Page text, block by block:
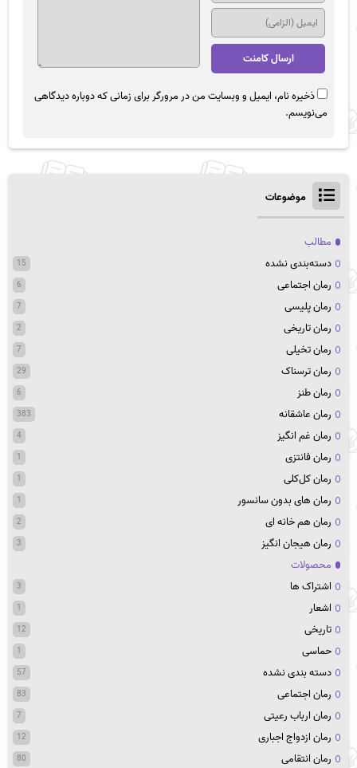
ذخیره نام، ایمیل و وبسایت من در مرورگر برای زمانی که دوباره دیدگاهی
می‌نویسم.
موضوعات
مطالب
دسته‌بندی نشده
15
رمان اجتماعی 6
رمان پلیسی 7
رمان تاریخی 2
رمان تخیلی 7
رمان ترسناک 29
رمان طنز 6
رمان عاشقانه 383
رمان غم انگیز 4
رمان فانتزی 1
رمان کل‌کلی 1
رمان های بدون سانسور 1
رمان هم خانه ای 2
رمان هیجان انگیز 3
محصولات
اشتراک ها
3
اشعار 1
تاریخی 12
حماسی 1
دسته بندی نشده 57
رمان اجتماعی 83
رمان ارباب رعیتی 7
رمان ازدواج اجباری 12
رمان انتقامی 80